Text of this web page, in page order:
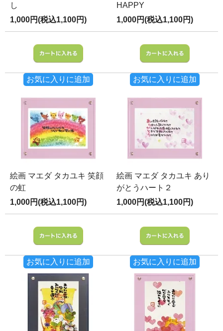
し
1,000円(税込1,100円)
お気に入りに追加
HAPPY
1,000円(税込1,100円)
お気に入りに追加
絵画 マエダ タカユキ 笑顔
の虹
1,000円(税込1,100円)
お気に入りに追加
絵画 マエダ タカユキ あり
がとうハート２
1,000円(税込1,100円)
お気に入りに追加